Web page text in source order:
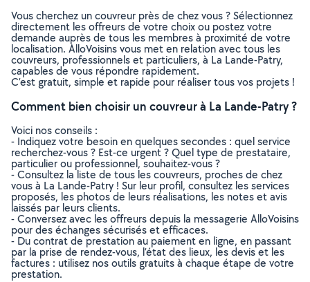
Vous cherchez un couvreur près de chez vous ? Sélectionnez
directement les offreurs de votre choix ou postez votre
demande auprès de tous les membres à proximité de votre
localisation. AlloVoisins vous met en relation avec tous les
couvreurs, professionnels et particuliers, à La Lande-Patry,
capables de vous répondre rapidement.
C’est gratuit, simple et rapide pour réaliser tous vos projets !
Comment bien choisir un couvreur à La Lande-Patry ?
Voici nos conseils :
- Indiquez votre besoin en quelques secondes : quel service
recherchez-vous ? Est-ce urgent ? Quel type de prestataire,
particulier ou professionnel, souhaitez-vous ?
- Consultez la liste de tous les couvreurs, proches de chez
vous à La Lande-Patry ! Sur leur profil, consultez les services
proposés, les photos de leurs réalisations, les notes et avis
laissés par leurs clients.
- Conversez avec les offreurs depuis la messagerie AlloVoisins
pour des échanges sécurisés et efficaces.
- Du contrat de prestation au paiement en ligne, en passant
par la prise de rendez-vous, l’état des lieux, les devis et les
factures : utilisez nos outils gratuits à chaque étape de votre
prestation.